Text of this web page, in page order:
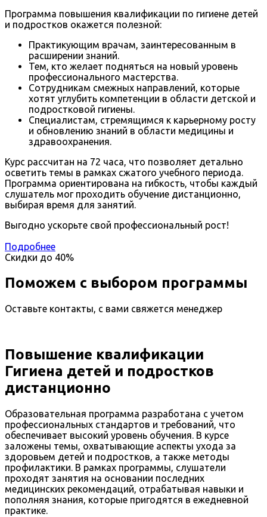
Программа повышения квалификации по гигиене детей
и подростков окажется полезной:
Практикующим врачам, заинтересованным в
расширении знаний.
Тем, кто желает подняться на новый уровень
профессионального мастерства.
Сотрудникам смежных направлений, которые
хотят углубить компетенции в области детской и
подростковой гигиены.
Специалистам, стремящимся к карьерному росту
и обновлению знаний в области медицины и
здравоохранения.
Курс рассчитан на 72 часа, что позволяет детально
осветить темы в рамках сжатого учебного периода.
Программа ориентирована на гибкость, чтобы каждый
слушатель мог проходить обучение дистанционно,
выбирая время для занятий.
Выгодно ускорьте свой профессиональный рост!
Подробнее
Скидки до 40%
Поможем с выбором программы
Оставьте контакты, с вами свяжется менеджер
Повышение квалификации
Гигиена детей и подростков
дистанционно
Образовательная программа разработана с учетом
профессиональных стандартов и требований, что
обеспечивает высокий уровень обучения. В курсе
заложены темы, охватывающие аспекты ухода за
здоровьем детей и подростков, а также методы
профилактики. В рамках программы, слушатели
проходят занятия на основании последних
медицинских рекомендаций, отрабатывая навыки и
пополняя знания, которые пригодятся в ежедневной
практике.